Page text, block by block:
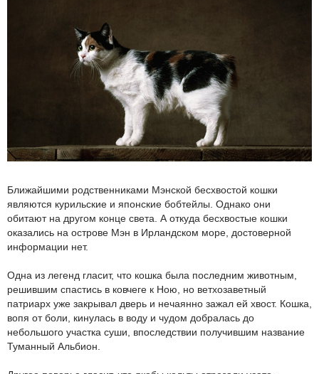
Ближайшими родственниками Мэнской бесхвостой кошки
являются курильские и японские бобтейлы. Однако они
обитают на другом конце света. А откуда бесхвостые кошки
оказались на острове Мэн в Ирландском море, достоверной
информации нет.
Одна из легенд гласит, что кошка была последним животным,
решившим спастись в ковчеге к Ною, но ветхозаветный
патриарх уже закрывал дверь и нечаянно зажал ей хвост. Кошка,
вопя от боли, кинулась в воду и чудом добралась до
небольшого участка суши, впоследствии получившим название
Туманный Альбион.